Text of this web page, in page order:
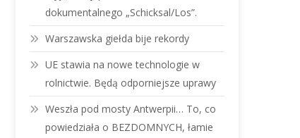
dokumentalnego „Schicksal/Los”.
Warszawska giełda bije rekordy
UE stawia na nowe technologie w
rolnictwie. Będą odporniejsze uprawy
Weszła pod mosty Antwerpii… To, co
powiedziała o BEZDOMNYCH, łamie